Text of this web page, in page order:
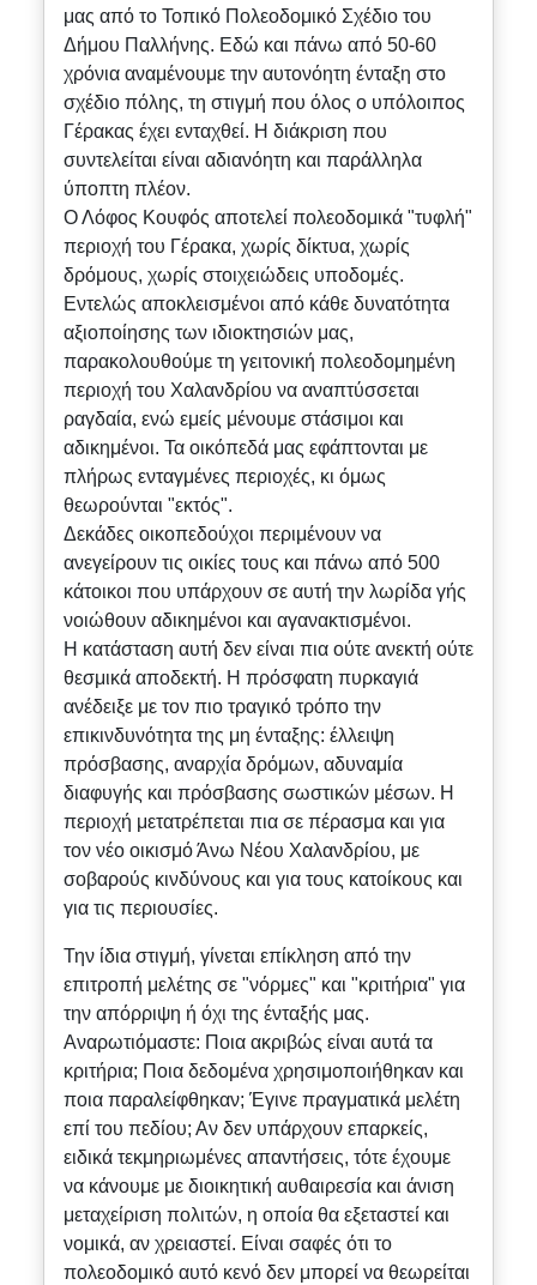
μας από το Τοπικό Πολεοδομικό Σχέδιο του
Δήμου Παλλήνης. Εδώ και πάνω από 50-60
χρόνια αναμένουμε την αυτονόητη ένταξη στο
σχέδιο πόλης, τη στιγμή που όλος ο υπόλοιπος
Γέρακας έχει ενταχθεί. Η διάκριση που
συντελείται είναι αδιανόητη και παράλληλα
ύποπτη πλέον.
Ο Λόφος Κουφός αποτελεί πολεοδομικά "τυφλή"
περιοχή του Γέρακα, χωρίς δίκτυα, χωρίς
δρόμους, χωρίς στοιχειώδεις υποδομές.
Εντελώς αποκλεισμένοι από κάθε δυνατότητα
αξιοποίησης των ιδιοκτησιών μας,
παρακολουθούμε τη γειτονική πολεοδομημένη
περιοχή του Χαλανδρίου να αναπτύσσεται
ραγδαία, ενώ εμείς μένουμε στάσιμοι και
αδικημένοι. Τα οικόπεδά μας εφάπτονται με
πλήρως ενταγμένες περιοχές, κι όμως
θεωρούνται "εκτός".
Δεκάδες οικοπεδούχοι περιμένουν να
ανεγείρουν τις οικίες τους και πάνω από 500
κάτοικοι που υπάρχουν σε αυτή την λωρίδα γής
νοιώθουν αδικημένοι και αγανακτισμένοι.
Η κατάσταση αυτή δεν είναι πια ούτε ανεκτή ούτε
θεσμικά αποδεκτή. Η πρόσφατη πυρκαγιά
ανέδειξε με τον πιο τραγικό τρόπο την
επικινδυνότητα της μη ένταξης: έλλειψη
πρόσβασης, αναρχία δρόμων, αδυναμία
διαφυγής και πρόσβασης σωστικών μέσων. Η
περιοχή μετατρέπεται πια σε πέρασμα και για
τον νέο οικισμό Άνω Νέου Χαλανδρίου, με
σοβαρούς κινδύνους και για τους κατοίκους και
για τις περιουσίες.
Την ίδια στιγμή, γίνεται επίκληση από την
επιτροπή μελέτης σε "νόρμες" και "κριτήρια" για
την απόρριψη ή όχι της ένταξής μας.
Αναρωτιόμαστε: Ποια ακριβώς είναι αυτά τα
κριτήρια; Ποια δεδομένα χρησιμοποιήθηκαν και
ποια παραλείφθηκαν; Έγινε πραγματικά μελέτη
επί του πεδίου; Αν δεν υπάρχουν επαρκείς,
ειδικά τεκμηριωμένες απαντήσεις, τότε έχουμε
να κάνουμε με διοικητική αυθαιρεσία και άνιση
μεταχείριση πολιτών, η οποία θα εξεταστεί και
νομικά, αν χρειαστεί. Είναι σαφές ότι το
πολεοδομικό αυτό κενό δεν μπορεί να θεωρείται